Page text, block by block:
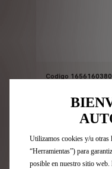
Codigo 1656160380
Entrega
36,46€
Utilizamos cookies y/u otras
“Herramientas”) para
posible en nuestro sitio web.